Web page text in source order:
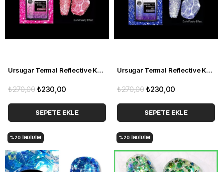
Ursugar Termal Reflective Kalıcı Oje URT040 (53573-8)
₺230,00
₺270,00
SEPETE EKLE
Ursugar Termal Reflective Kalıcı Oje URT041 (53573-9)
₺230,00
₺270,00
SEPETE EKLE
%20 İNDIRIM %20 İNDIRIM